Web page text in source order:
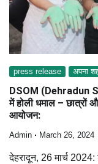
press release अपना
DSOM (Dehradun
में होली धमाल – छात्रों
आयोजन:
Admin March 26, 2024
देहरादून, 26 मार्च